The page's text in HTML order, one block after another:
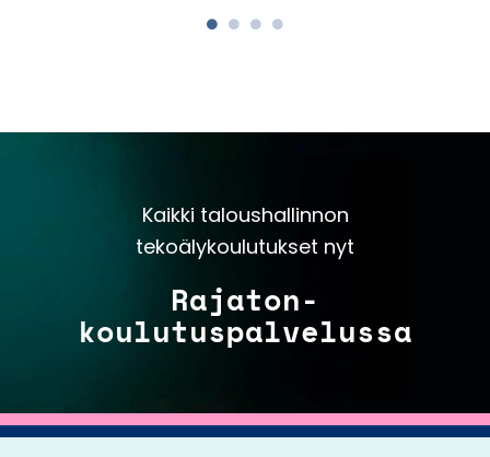
Kaikki taloushallinnon
tekoälykoulutukset nyt
Rajaton-
koulutuspalvelussa